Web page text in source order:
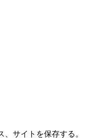
サイトを保存する。